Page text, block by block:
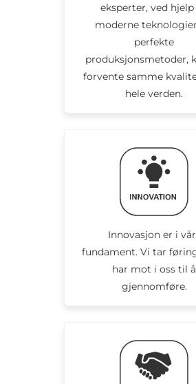
eksperter, ved hjelp
moderne
perfekte
produksjonsmetoder,
forvente samme
hele verden.
Innovasjon er i
fundament. Vi tar
har mot i oss til å
gjennomføre.